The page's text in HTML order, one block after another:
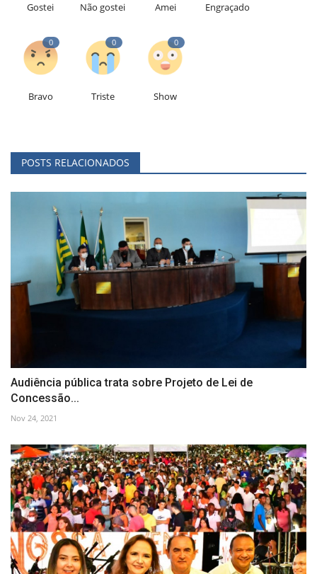
Gostei Não gostei Amei Engraçado
0
Bravo
0
Triste
0
Show
POSTS RELACIONADOS
Audiência pública trata sobre Projeto de Lei de
Concessão...
Nov 24, 2021